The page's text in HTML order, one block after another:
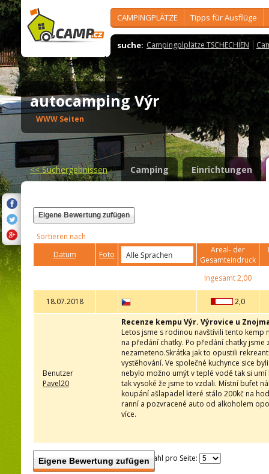
CAMPINGPLÄTZE Tipps für Ausflüge
suche: Campingplplätze TSCHECHIEN
autocamping Výr
WWW Seiten
<<Suchergebnissen Camping Einrichtungen
Eigene Bewertung zufügen
Sortieren nach
Datum
Foto
Areal- der
Gesamteindruck
Ingesamt2,00
18.07.2018 2,0
Benutzer
Pavel20
Recenze kempu Výr. Výrovice u
Letos jsme s rodinou navštívili tento
na předání chatky. Po předání chatky
nezameteno.Skrátka jak to opustili
vystěhování. Ve společné kuchynce sice
nebylo možno umýt v teplé vodě tak si
tak vysoké že jsme to vzdali. Místní bufet
koupání ašlapadel které stálo 200kč na
ranní a pozvracené auto od alkoholem
více.
Eigene Bewertung zufügenAnzahl pro Seite: